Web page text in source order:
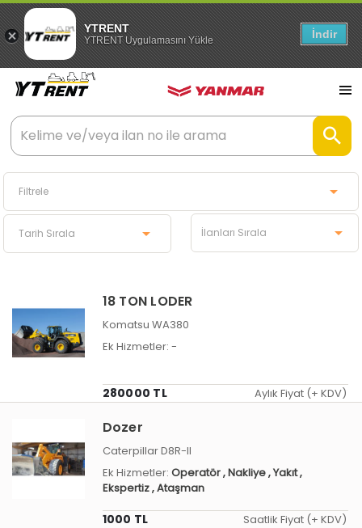
YTRENT
YTRENT Uygulamasını Yükle İndir
18 TON LODER
Komatsu WA380
Ek Hizmetler: -
280000 TL Aylık Fiyat (+ KDV)
Dozer
Caterpillar D8R-II
Ek Hizmetler: Operatör, Nakliye, Yakıt,
Ekspertiz, Ataşman
1000 TL Saatlik Fiyat (+ KDV)